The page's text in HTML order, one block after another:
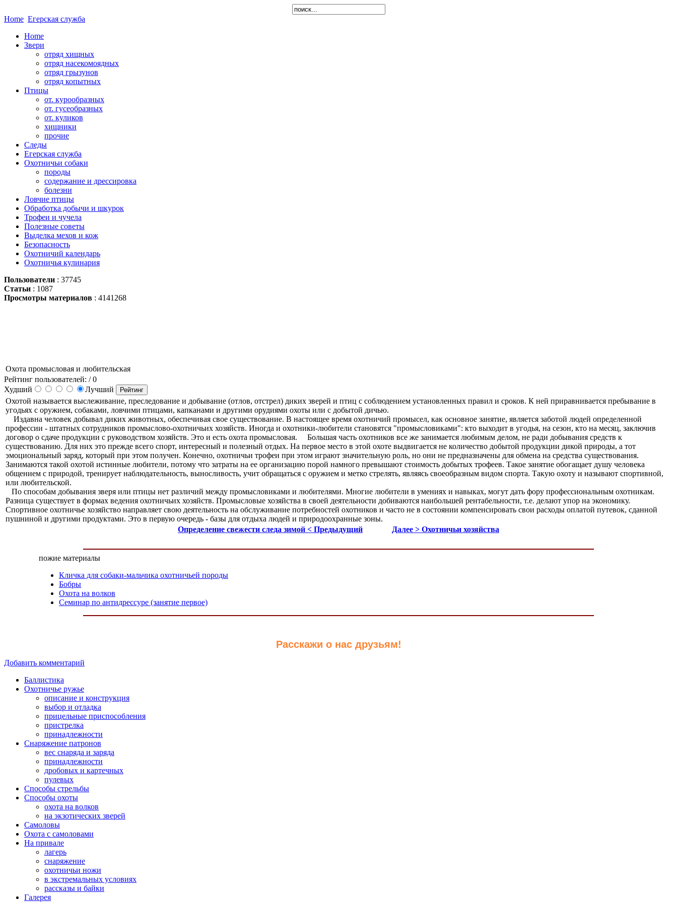
Home Егерская служба
Home
Звери
отряд хищных
отряд насекомоядных
отряд грызунов
отряд копытных
Птицы
от. курообразных
от. гусеобразных
от. куликов
хищники
прочие
Следы
Егерская служба
Охотничьи собаки
породы
содержание и дрессировка
болезни
Ловчие птицы
Обработка добычи и шкурок
Трофеи и чучела
Полезные советы
Выделка мехов и кож
Безопасность
Охотничий календарь
Охотничья кулинария
Пользователи : 37745
Статьи : 1087
Просмотры материалов : 4141268
Охота промысловая и любительская
Рейтинг пользователей: / 0
Худший
Лучший
Охотой называется выслеживание, преследование и добывание (отлов, отстрел) диких зверей и птиц с соблюдением установленных правил и сроков. К ней приравнивается пребывание в
угодьях с оружием, собаками, ловчими птицами, капканами и другими орудиями охоты или с добытой дичью.
Издавна человек добывал диких животных, обеспечивая свое существование. В настоящее время охотничий промысел, как основное занятие, является заботой людей определенной
профессии - штатных сотрудников промыслово-охотничьих хозяйств. Иногда и охотники-любители становятся "промысловиками": кто выходит в угодья, на сезон, кто на месяц, заключив
договор о сдаче продукции с руководством хозяйств. Это и есть охота промысловая. Большая часть охотников все же занимается любимым делом, не ради добывания средств к
существованию. Для них это прежде всего спорт, интересный и полезный отдых. На первое место в этой охоте выдвигается не количество добытой продукции дикой природы, а тот
эмоциональный заряд, который при этом получен. Конечно, охотничьи трофеи при этом играют значительную роль, но они не предназначены для обмена на средства существования.
Занимаются такой охотой истинные любители, потому что затраты на ее организацию порой намного превышают стоимость добытых трофеев. Такое занятие обогащает душу человека
общением с природой, тренирует наблюдательность, выносливость, учит обращаться с оружием и метко стрелять, являясь своеобразным видом спорта. Такую охоту и называют спортивной,
или любительской.
По способам добывания зверя или птицы нет различий между промысловиками и любителями. Многие любители в умениях и навыках, могут дать фору профессиональным охотникам.
Разница существует в формах ведения охотничьих хозяйств. Промысловые хозяйства в своей деятельности добиваются наибольшей рентабельности, т.е. делают упор на экономику.
Спортивное охотничье хозяйство направляет свою деятельность на обслуживание потребностей охотников и часто не в состоянии компенсировать свои расходы оплатой путевок, сданной
пушниной и другими продуктами. Это в первую очередь - базы для отдыха людей и природоохранные зоны.
Определение свежести следа зимой < Предыдущий
Далее > Охотничьи хозяйства
пожие материалы
Кличка для собаки-мальчика охотничьей породы
Бобры
Охота на волков
Семинар по антидрессуре (занятие первое)
Расскажи о нас друзьям!
Добавить комментарий
Баллистика
Охотничье ружье
описание и конструкция
выбор и отладка
прицельные приспособления
пристрелка
принадлежности
Снаряжение патронов
вес снаряда и заряда
принадлежности
дробовых и картечных
пулевых
Способы стрельбы
Способы охоты
охота на волков
на экзотических зверей
Самоловы
Охота с самоловами
На привале
лагерь
снаряжение
охотничьи ножи
в экстремальных условиях
рассказы и байки
Галерея